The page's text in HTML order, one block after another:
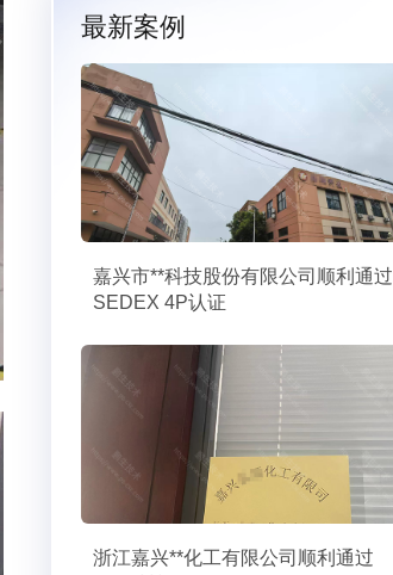
最新案例
嘉兴市**科技股份有限公司顺利通过
SEDEX 4P认证
浙江嘉兴**化工有限公司顺利通过